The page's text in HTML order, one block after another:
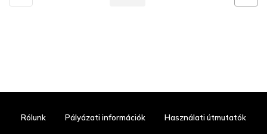
Rólunk Pályázati információk Használati útmutatók